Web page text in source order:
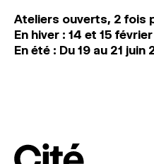
Ateliers ouverts, 2 fois
En hiver : 14 et 15
En été : Du 19 au 21 juin